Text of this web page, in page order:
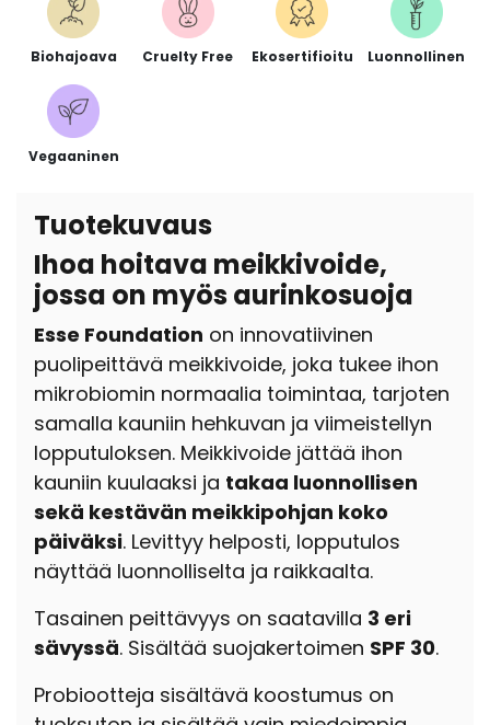
Biohajoava Cruelty Free Ekosertifioitu Luonnollinen
Vegaaninen
Tuotekuvaus
Ihoa hoitava meikkivoide,
jossa on myös aurinkosuoja
Esse Foundation on innovatiivinen
puolipeittävä meikkivoide, joka tukee ihon
mikrobiomin normaalia toimintaa, tarjoten
samalla kauniin hehkuvan ja viimeistellyn
lopputuloksen. Meikkivoide jättää ihon
kauniin kuulaaksi ja takaa luonnollisen
sekä kestävän meikkipohjan koko
päiväksi. Levittyy helposti, lopputulos
näyttää luonnolliselta ja raikkaalta.
Tasainen peittävyys on saatavilla 3 eri
sävyssä. Sisältää suojakertoimen SPF 30.
Probiootteja sisältävä koostumus on